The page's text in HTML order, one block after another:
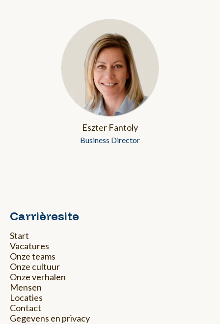
Eszter Fantoly
Business Director
Carrièresite
Start
Vacatures
Onze teams
Onze cultuur
Onze verhalen
Mensen
Locaties
Contact
Gegevens en privacy